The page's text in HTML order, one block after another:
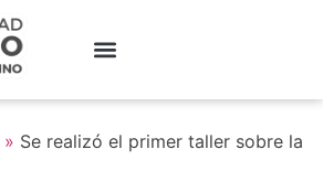
» Se realizó el primer taller sobre la